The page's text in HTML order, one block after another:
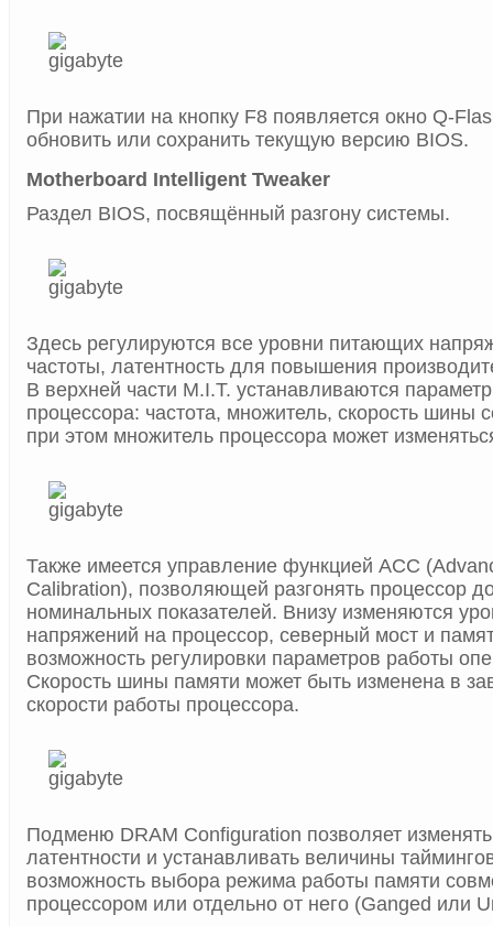
При нажатии на кнопку F8 появляется окно Q-
обновить или сохранить текущую версию BIOS.
Motherboard Intelligent Tweaker
Раздел BIOS, посвящённый разгону системы.
Здесь регулируются все уровни питающих
частоты, латентность для повышения
В верхней части M.I.T. устанавливаются
процессора: частота, множитель, скорость шины
при этом множитель процессора может
Также имеется управление функцией ACC
Calibration), позволяющей разгонять процессор
номинальных показателей. Внизу изменяются
напряжений на процессор, северный мост и
возможность регулировки параметров работы
Скорость шины памяти может быть изменена в
скорости работы процессора.
Подменю DRAM Configuration позволяет
латентности и устанавливать величины
возможность выбора режима работы памяти
процессором или отдельно от него (Ganged или